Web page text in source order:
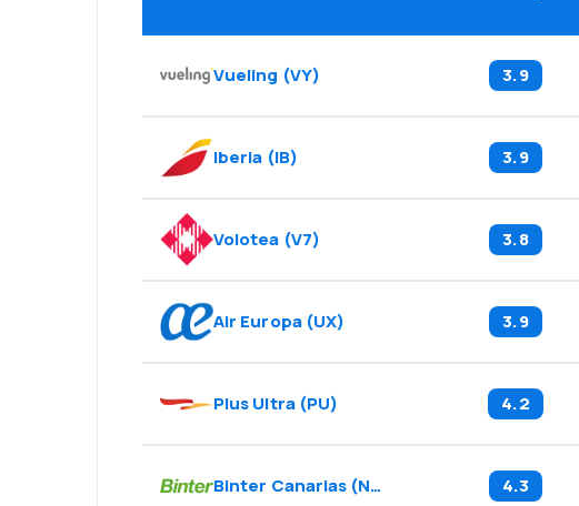
Vueling (VY) 3.9
Iberia (IB) 3.9
Volotea (V7) 3.8
Air Europa(UX) 3.9
Plus Ultra(PU) 4.2
Binter Canarias (NT 4.3